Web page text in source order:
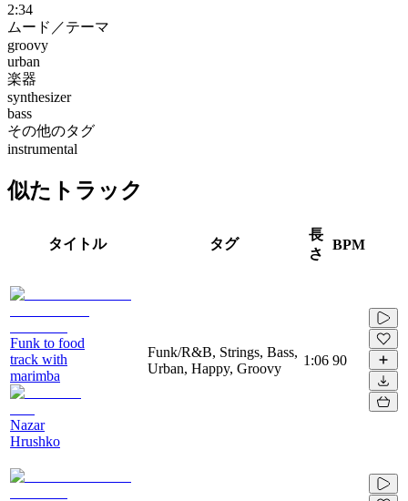
2:34
ムード／テーマ
groovy
urban
楽器
synthesizer
bass
その他のタグ
instrumental
似たトラック
タイトル タグ
長
さ
BPM
Funk to food
track with
marimba
Nazar
Hrushko
Funk/R&B, Strings, Bass,
Urban, Happy, Groovy
1:06 90